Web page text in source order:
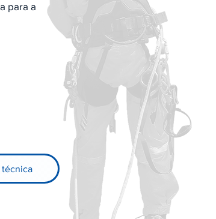
técnica
para a